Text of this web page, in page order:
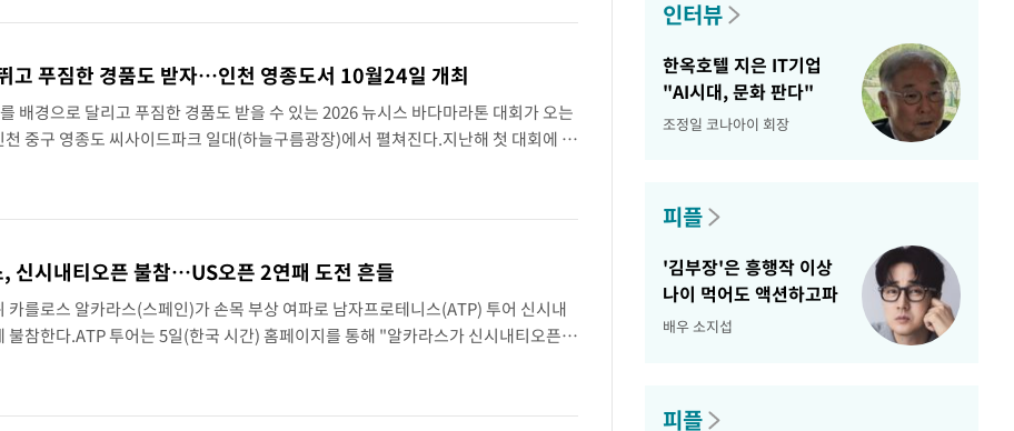
고 푸짐한 경품도 받자…인천 영종도서 10월24일 개최
배경으로 달리고 푸짐한 경품도 받을 수 있는 2026 뉴시스 바다마라톤 대회가 오는
중구 영종도 씨사이드파크 일대(하늘구름광장)에서 펼쳐진다.지난해 첫 대회에 이
라톤 대회는 뉴시스가 주최하고 런코리아가 주관하며, 대한체육회가 후원한다.이
신시내티오픈 불참…US오픈 2연패 도전 흔들
카를로스 알카라스(스페인)가 손목 부상 여파로 남자프로테니스(ATP) 투어 신시내
불참한다.ATP 투어는 5일(한국 시간) 홈페이지를 통해 "알카라스가 신시내티오픈
손목 부상에서 회복 중이며, 올 시즌 22승 3패를 기록 중이다"라고 전했다.신시내
인터뷰
한옥호텔 지은 IT기업
"AI시대, 문화 판다"
조정일 코나아이 회장
피플
'김부장'은 흥행작 이상
나이 먹어도 액션하고파
배우 소지섭
피플